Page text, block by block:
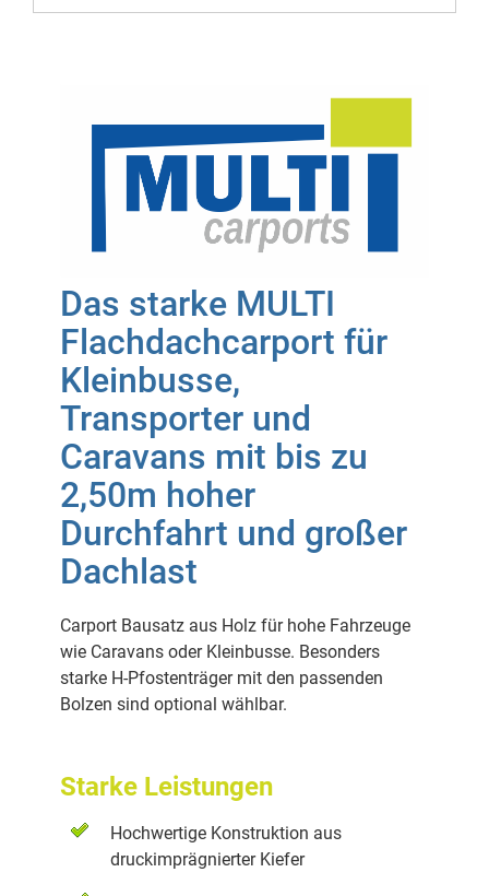
Das starke MULTI
Flachdachcarport für
Kleinbusse,
Transporter und
Caravans mit bis zu
2,50m hoher
Durchfahrt und großer
Dachlast
Carport Bausatz aus Holz für hohe Fahrzeuge
wie Caravans oder Kleinbusse. Besonders
starke H-Pfostenträger mit den passenden
Bolzen sind optional wählbar.
Starke Leistungen
Hochwertige Konstruktion aus
druckimprägnierter Kiefer